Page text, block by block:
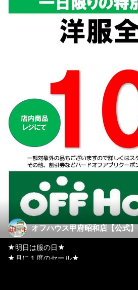
オフハウス甲府昭和店【公式】
★明日は服の日★
★月に１度のセール★